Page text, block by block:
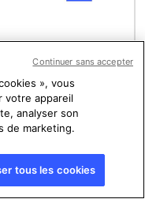
pas que les
», vous
votre appareil
analyser son
de marketing.
tous les cookies
Continuer sans accepter